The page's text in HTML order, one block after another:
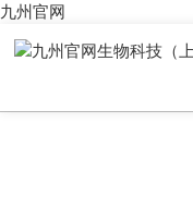
九州官网